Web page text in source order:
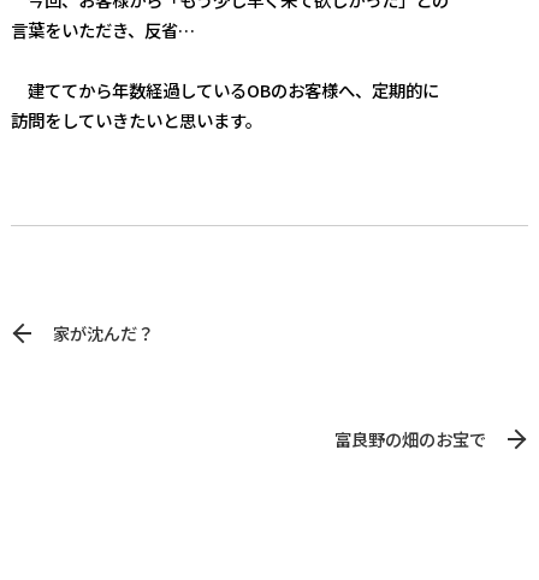
言葉をいただき、反省…
建ててから年数経過しているOBのお客様へ、定期的に
訪問をしていきたいと思います。
家が沈んだ？
富良野の畑のお宝で